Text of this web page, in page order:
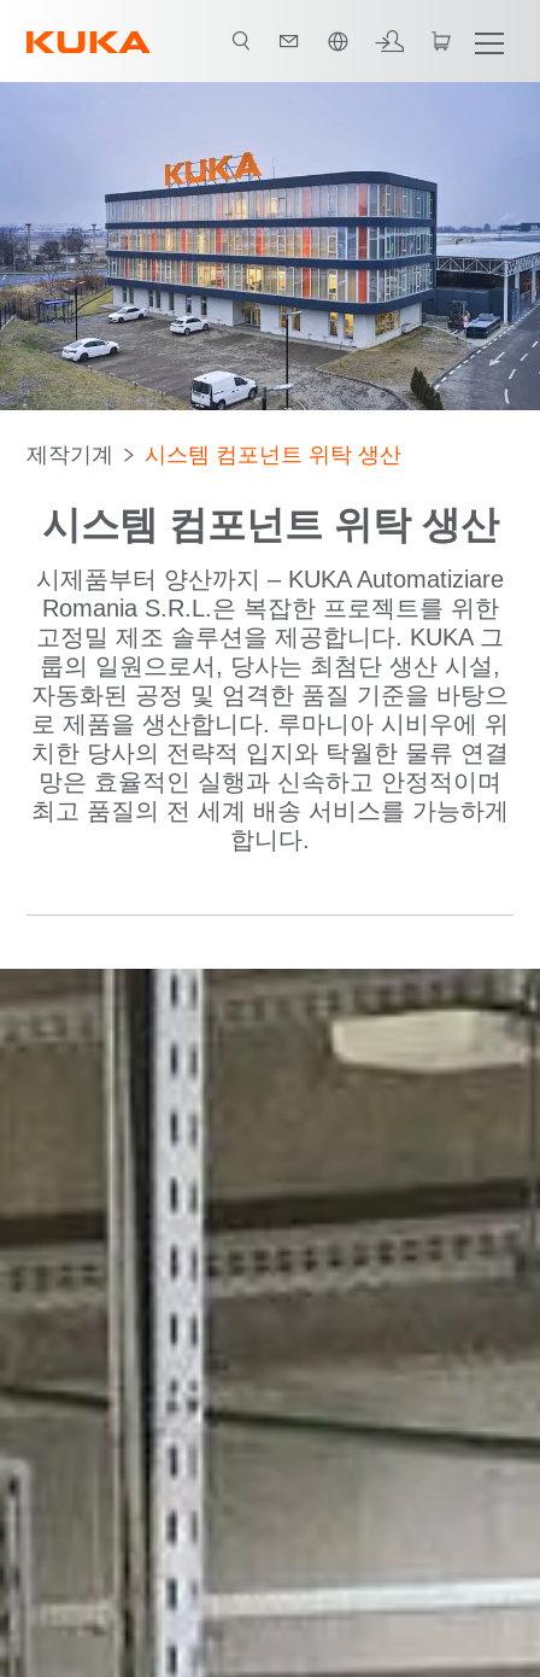
제작기계 시스템 컴포넌트 위탁 생산
시스템 컴포넌트 위탁 생산
시제품부터 양산까지 – KUKA Automatiziare
Romania S.R.L.은 복잡한 프로젝트를 위한
고정밀 제조 솔루션을 제공합니다. KUKA 그
룹의 일원으로서, 당사는 최첨단 생산 시설,
자동화된 공정 및 엄격한 품질 기준을 바탕으
로 제품을 생산합니다. 루마니아 시비우에 위
치한 당사의 전략적 입지와 탁월한 물류 연결
망은 효율적인 실행과 신속하고 안정적이며
최고 품질의 전 세계 배송 서비스를 가능하게
합니다.